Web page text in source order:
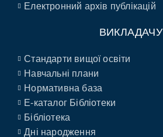
Електронний архів публікацій
ВИКЛАДАЧУ
Стандарти вищої освіти
Навчальні плани
Нормативна база
E-каталог Бібліотеки
Бібліотека
Дні народження